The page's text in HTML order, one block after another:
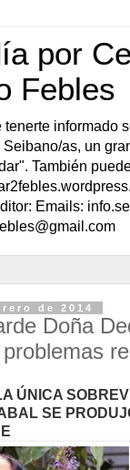
por
Febles
tenerte informado
as, un
También
Emails:
de 2014
Doña
ÚNICA
SE